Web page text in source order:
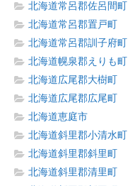
北海道常呂郡佐呂間町
北海道常呂郡置戸町
北海道常呂郡訓子府町
北海道幌泉郡えりも町
北海道広尾郡大樹町
北海道広尾郡広尾町
北海道恵庭市
北海道斜里郡小清水町
北海道斜里郡斜里町
北海道斜里郡清里町